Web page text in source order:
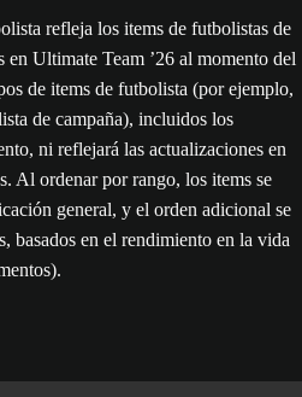
refleja los items de futbolistas de
Ultimate Team ’26 al momento del
de items de futbolista (por ejemplo,
de campaña), incluidos los
ni reflejará las actualizaciones en
Al ordenar por rango, los items se
general, y el orden adicional se
basados en el rendimiento en la vida